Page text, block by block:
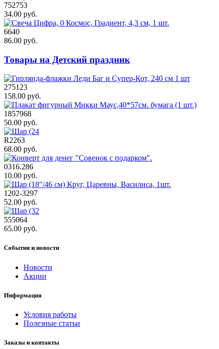
752753
34.00 руб.
6640
86.00 руб.
Товары на Детский праздник
275123
158.00 руб.
1857968
50.00 руб.
R2263
68.00 руб.
0316.286
10.00 руб.
1202-3297
52.00 руб.
555064
65.00 руб.
События и новости
Новости
Акции
Информация
Условия работы
Полезные статьи
Заказы и контакты